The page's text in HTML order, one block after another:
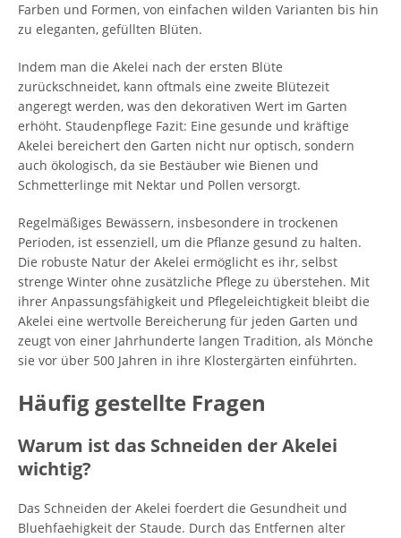
Farben und Formen, von einfachen wilden Varianten bis hin
zu eleganten, gefüllten Blüten.
Indem man die Akelei nach der ersten Blüte
zurückschneidet, kann oftmals eine zweite Blütezeit
angeregt werden, was den dekorativen Wert im Garten
erhöht. Staudenpflege Fazit: Eine gesunde und kräftige
Akelei bereichert den Garten nicht nur optisch, sondern
auch ökologisch, da sie Bestäuber wie Bienen und
Schmetterlinge mit Nektar und Pollen versorgt.
Regelmäßiges Bewässern, insbesondere in trockenen
Perioden, ist essenziell, um die Pflanze gesund zu halten.
Die robuste Natur der Akelei ermöglicht es ihr, selbst
strenge Winter ohne zusätzliche Pflege zu überstehen. Mit
ihrer Anpassungsfähigkeit und Pflegeleichtigkeit bleibt die
Akelei eine wertvolle Bereicherung für jeden Garten und
zeugt von einer Jahrhunderte langen Tradition, als Mönche
sie vor über 500 Jahren in ihre Klostergärten einführten.
Häufig gestellte Fragen
Warum ist das Schneiden der Akelei
wichtig?
Das Schneiden der Akelei foerdert die Gesundheit und
Bluehfaehigkeit der Staude. Durch das Entfernen alter